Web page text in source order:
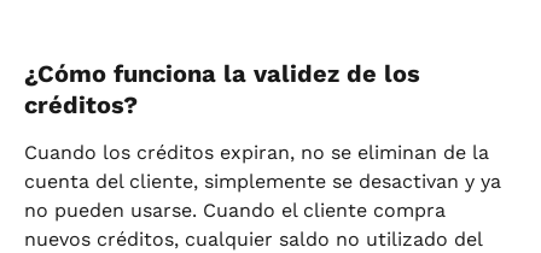
¿Cómo funciona la validez de los
créditos?
Cuando los créditos expiran, no se eliminan de la
cuenta del cliente, simplemente se desactivan y ya
no pueden usarse. Cuando el cliente compra
nuevos créditos, cualquier saldo no utilizado del